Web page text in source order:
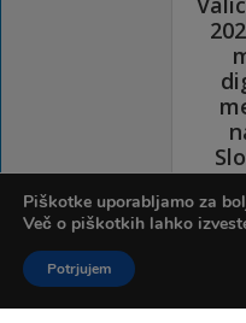
Piškotke uporabljamo za
Več o piškotkih lahko
Potrjujem